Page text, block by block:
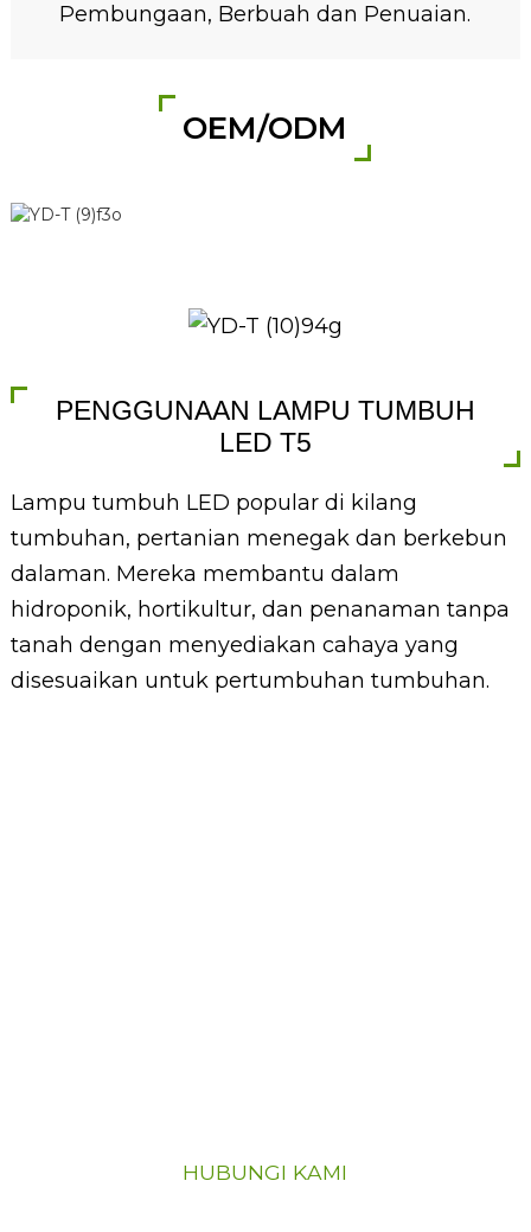
Pembungaan, Berbuah dan Penuaian.
OEM/ODM
PENGGUNAAN LAMPU TUMBUH
LED T5
Lampu tumbuh LED popular di kilang
tumbuhan, pertanian menegak dan berkebun
dalaman. Mereka membantu dalam
hidroponik, hortikultur, dan penanaman tanpa
tanah dengan menyediakan cahaya yang
disesuaikan untuk pertumbuhan tumbuhan.
HUBUNGI KAMI